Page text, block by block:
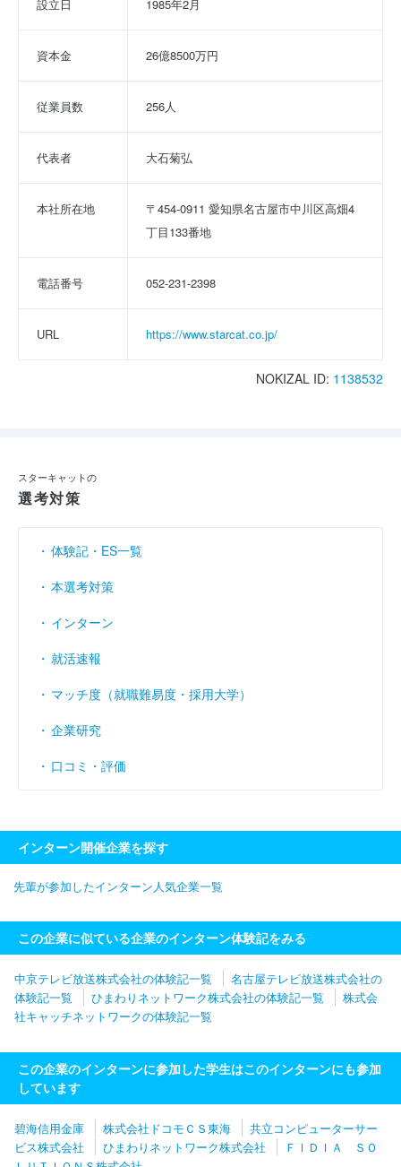
設立日 1985年2月
資本金 26億8500万円
従業員数 256人
代表者 大石菊弘
本社所在地
〒454-0911 愛知県名古屋市中川区高畑4
丁目133番地
電話番号 052-231-2398
URL https://www.starcat.co.jp/
NOKIZAL ID: 1138532
スターキャットの
選考対策
体験記・ES一覧
本選考対策
インターン
就活速報
マッチ度（就職難易度・採用大学）
企業研究
口コミ・評価
インターン開催企業を探す
先輩が参加したインターン人気企業一覧
この企業に似ている企業のインターン体験記をみる
中京テレビ放送株式会社の体験記一覧
名古屋テレビ放送株式会社の
体験記一覧
ひまわりネットワーク株式会社の体験記一覧
株式会
社キャッチネットワークの体験記一覧
この企業のインターンに参加した学生はこのインターンにも参加
しています
碧海信用金庫 株式会社ドコモＣＳ東海
共立コンピューターサー
ビス株式会社
ひまわりネットワーク株式会社
ＦＩＤＩＡ ＳＯ